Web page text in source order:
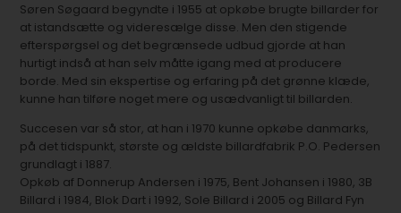
Søren Søgaard begyndte i 1955 at opkøbe brugte billarder for
at istandsætte og videresælge disse. Men den stigende
efterspørgsel og det begrænsede udbud gjorde at han
hurtigt indså at han selv måtte igang med at producere
borde. Med sin ekspertise og erfaring på det grønne klæde,
kunne han tilføre noget mere og usædvanligt til billarden.
Succesen var så stor, at han i 1970 kunne opkøbe danmarks,
på det tidspunkt, største og ældste billardfabrik P.O. Pedersen
grundlagt i 1887.
Opkøb af Donnerup Andersen i 1975, Bent Johansen i 1980, 3B
Billard i 1984, Blok Dart i 1992, Sole Billard i 2005 og Billard Fyn